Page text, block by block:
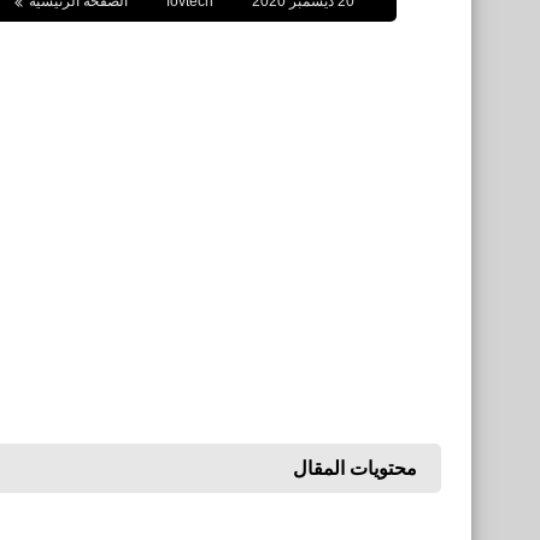
محتويات المقال